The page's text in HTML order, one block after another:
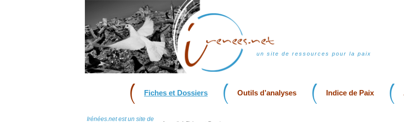
un site de ressources pour la paix
Fiches et Dossiers Outils d’analyses Indice de Paix
Irénées.net est un site de